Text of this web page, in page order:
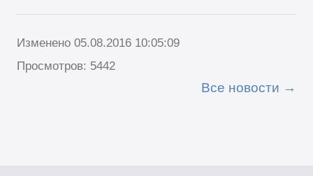
Изменено 05.08.2016 10:05:09
Просмотров: 5442
Все новости